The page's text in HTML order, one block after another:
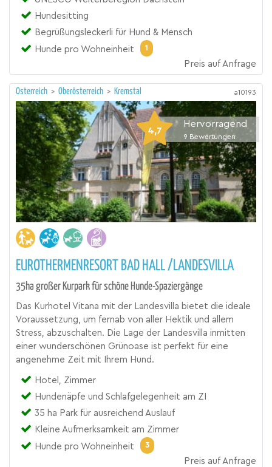
Hundesitting
Begrüßungsleckerli für Hund & Mensch
Hunde pro Wohneinheit
1
Preis auf Anfrage
Österreich > Oberösterreich > Kremstal a10193
4,7
Hervorragend
9 Bewertungen
EUROTHERMENRESORT BAD HALL /LANDESVILLA
35ha großer Kurpark für schöne Hunde-Spaziergänge
Das Kurhotel Vitana mit der Landesvilla bietet die ideale
Voraussetzung, um fernab von aller Hektik und allem
Stress, abzuschalten. Die Lage der Landesvilla inmitten
einer wunderschönen Grünoase ist perfekt für eine
angenehme Zeit mit Ihrem Hund.
Hotel, Zimmer
Hundenäpfe und Schlafgelegenheit am ZI
35 ha Park für ausreichend Auslauf
Kleine Aufmerksamkeit am Zimmer
Hunde pro Wohneinheit
3
Preis auf Anfrage